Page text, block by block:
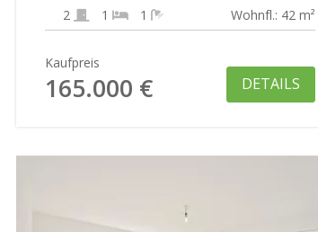
2 1 1 Wohnfl.: 42 m²
Kaufpreis
165.000 € DETAILS